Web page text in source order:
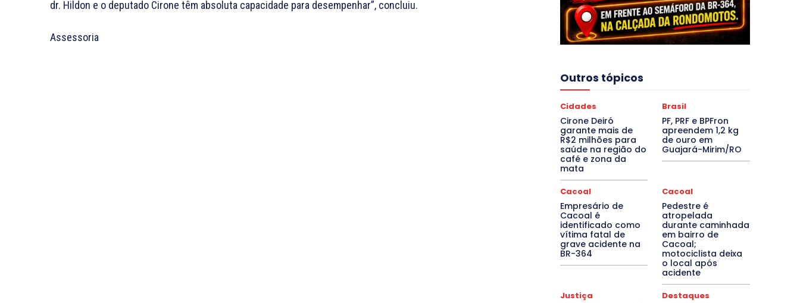
dr. Hildon e o deputado Cirone têm absoluta capacidade para desempenhar”, concluiu.
Assessoria
Outros tópicos
Cidades
Cirone Deiró
garante mais de
R$2 milhões para
saúde na região do
café e zona da
mata
Brasil
PF, PRF e BPFron
apreendem 1,2 kg
de ouro em
Guajará-Mirim/RO
Cacoal
Empresário de
Cacoal é
identificado como
vítima fatal de
grave acidente na
BR-364
Cacoal
Pedestre é
atropelada
durante caminhada
em bairro de
Cacoal;
motociclista deixa
o local após
acidente
Justiça Destaques